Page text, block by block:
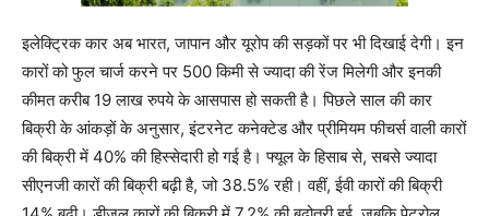
इलेक्ट्रिक कार अब भारत, जापान और यूरोप की सड़कों पर भी दिखाई देगी। इन
कारों को फुल चार्ज करने पर 500 किमी से ज्यादा की रेंज मिलेगी और इनकी
कीमत करीब 19 लाख रुपये के आसपास हो सकती है। पिछले साल की कार
बिक्री के आंकड़ों के अनुसार, इंटरनेट कनेक्टेड और प्रीमियम फीचर्स वाली कारों
की बिक्री में 40% की हिस्सेदारी हो गई है। फ्यूल के हिसाब से, सबसे ज्यादा
सीएनजी कारों की बिक्री बढ़ी है, जो 38.5% रही। वहीं, ईवी कारों की बिक्री